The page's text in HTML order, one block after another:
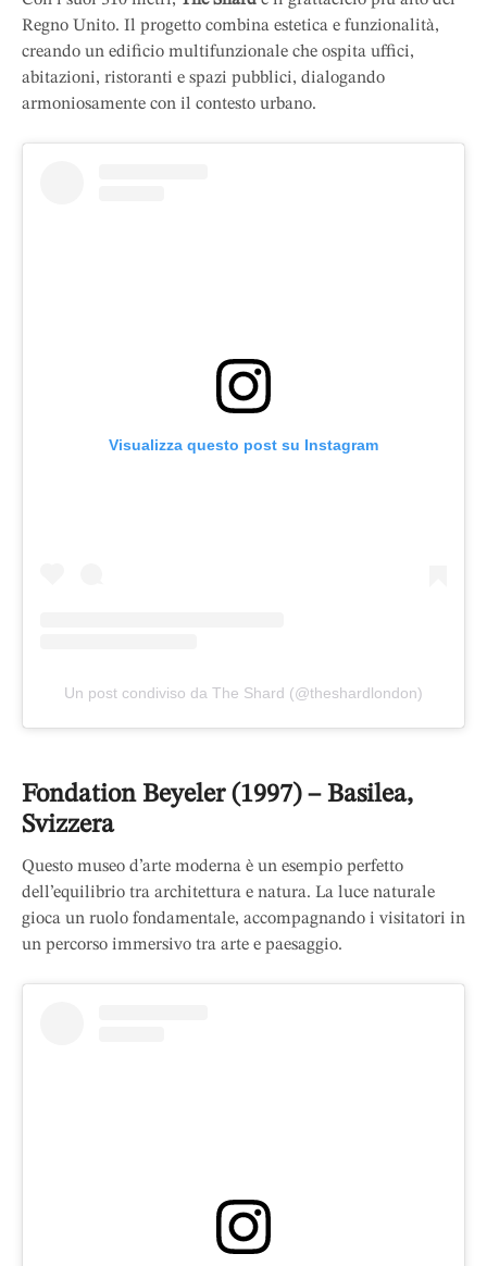
Regno Unito. Il progetto combina estetica e funzionalità,
creando un edificio multifunzionale che ospita uffici,
abitazioni, ristoranti e spazi pubblici, dialogando
armoniosamente con il contesto urbano.
Visualizza questo post su Instagram
Un post condiviso da The Shard (@theshardlondon)
Fondation Beyeler (1997) – Basilea,
Svizzera
Questo museo d’arte moderna è un esempio perfetto
dell’equilibrio tra architettura e natura. La luce naturale
gioca un ruolo fondamentale, accompagnando i visitatori in
un percorso immersivo tra arte e paesaggio.